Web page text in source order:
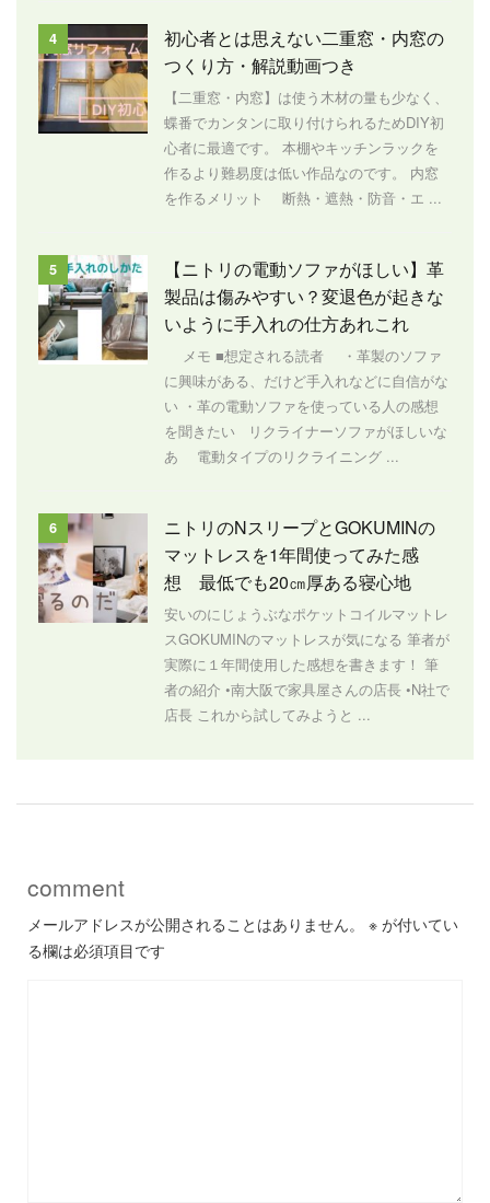
4
初心者とは思えない二重窓・内窓の
つくり方・解説動画つき
【二重窓・内窓】は使う木材の量も少なく、
蝶番でカンタンに取り付けられるためDIY初
心者に最適です。 本棚やキッチンラックを
作るより難易度は低い作品なのです。 内窓
を作るメリット 断熱・遮熱・防音・エ ...
5
【ニトリの電動ソファがほしい】革
製品は傷みやすい？変退色が起きな
いように手入れの仕方あれこれ
メモ ■想定される読者 ・革製のソファ
に興味がある、だけど手入れなどに自信がな
い ・革の電動ソファを使っている人の感想
を聞きたい リクライナーソファがほしいな
あ 電動タイプのリクライニング ...
6
ニトリのNスリープとGOKUMINの
マットレスを1年間使ってみた感
想 最低でも20㎝厚ある寝心地
安いのにじょうぶなポケットコイルマットレ
スGOKUMINのマットレスが気になる 筆者が
実際に１年間使用した感想を書きます！ 筆
者の紹介 •南大阪で家具屋さんの店長 •N社で
店長 これから試してみようと ...
comment
メールアドレスが公開されることはありません。 ※ が付いてい
る欄は必須項目です